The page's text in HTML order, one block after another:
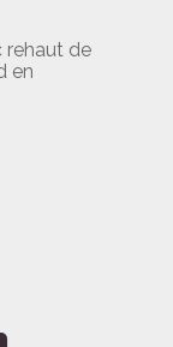
rehaut de
en